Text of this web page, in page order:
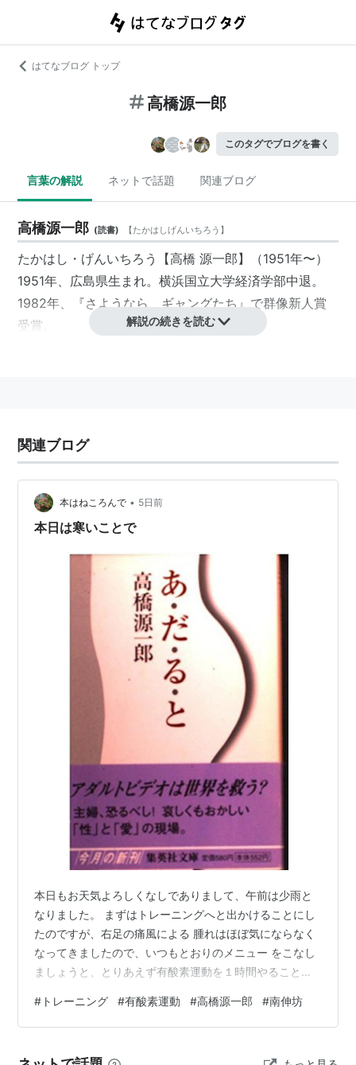
はてなブログ トップ
高橋源一郎
このタグでブログを書く
言葉の解説 ネットで話題 関連ブログ
高橋源一郎 (読書) 【たかはしげんいちろう 】
たかはし・げんいちろう【高橋 源一郎】（1951年〜）
1951年、広島県生まれ。横浜国立大学経済学部中退。
1982年、『さようなら、ギャングたち』で群像新人賞
受賞。
『虹の彼方に（オーヴァー・ザ・レインボウ）』
『ジョン・レノン対火星人』
『優雅で感傷的な日本野球』
『ゴーストバスターズ―冒険小説』
『日本文学盛衰史』
『ゴヂラ』
『ペンギン村に陽は落ちて』
『惑星P-13の秘密』
『君が代は千代に八千代に』
『性交と恋愛にまつわるいくつかの物語』
『ミヤザワケンジ・グレーテストヒッツ』
全作品リスト
さようなら、ギャングたち / 高橋源一郎. -- 講談社,
1982.10
虹の彼方に / 高橋源一郎. -- 中央公論社, 1984.8
泳ぐ人 / 操上和美,高橋源一郎. -- 冬樹社, 1984.11
ジョン・レノン対火星人 / 高橋源一郎. -- 角川書店,
1985.1
さようなら、ギャングたち / 高橋源一郎. -- 講談社,
1985.3. -- (講談社文庫)
ぼくがしまうま語をしゃべった頃 / 高橋源一郎. --
解説の続きを読む
関連ブログ
本はねころんで • 5日前
本日は寒いことで
本日もお天気よろしくなしでありまして、午前は少雨と
なりました。 まずはトレーニングへと出かけることにし
たのですが、右足の痛風による 腫れはほぼ気にならなく
なってきましたので、いつもとおりのメニュー をこなし
ましょうと、とりあえず有酸素運動を１時間やることに
ましょうと思い、とり かかろうとした時に、近くにいた
人が地震だねとつぶやき、そのあとに 震度二くらいかな
# トレーニング #有酸素運動 #高橋源一郎 #南伸坊